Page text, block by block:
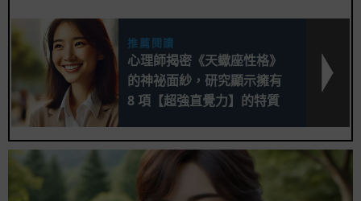
推薦閱讀
心理師揭密《天蠍座性格》
的神祕面紗，研究顯示擁有
8 項【超強直覺力】的特質